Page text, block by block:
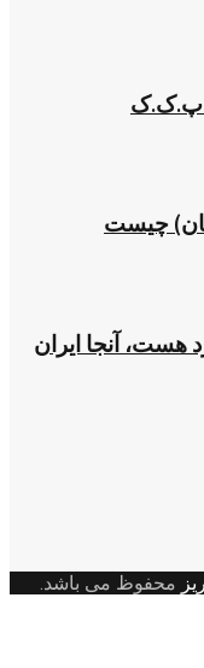
پ.ک.ک
چیست
آنجا ایران
محفوظ می باشد.